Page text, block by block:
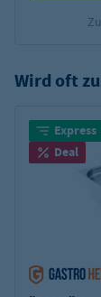
Wird oft
Express
Deal